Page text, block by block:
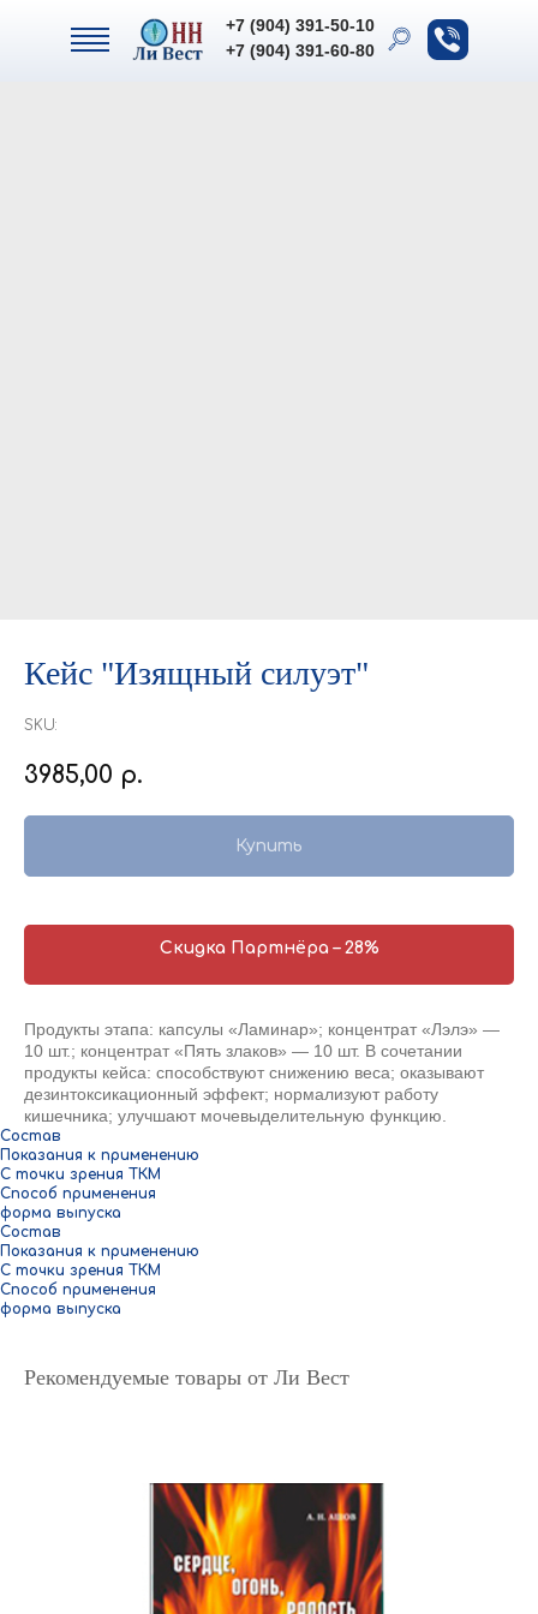
+7 (904) 391-60-80
+7 (904) 391-50-10
+7 (904) 391-60-80
+7 (904) 391-50-10
Кейс "Изящный силуэт"
SKU:
3985,00 р.
Купить
Скидка Партнёра – 28%
Продукты этапа: капсулы «Ламинар»; концентрат «Лэлэ» —
10 шт.; концентрат «Пять злаков» — 10 шт. В сочетании
продукты кейса: способствуют снижению веса; оказывают
дезинтоксикационный эффект; нормализуют работу
кишечника; улучшают мочевыделительную функцию.
Состав
Показания к применению
С точки зрения ТКМ
Способ применения
форма выпуска
Состав
Показания к применению
С точки зрения ТКМ
Способ применения
форма выпуска
Рекомендуемые товары от Ли Вест